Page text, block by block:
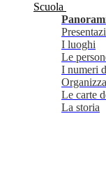
Scuola
I luoghi
Le
I numeri
Le carte
La storia